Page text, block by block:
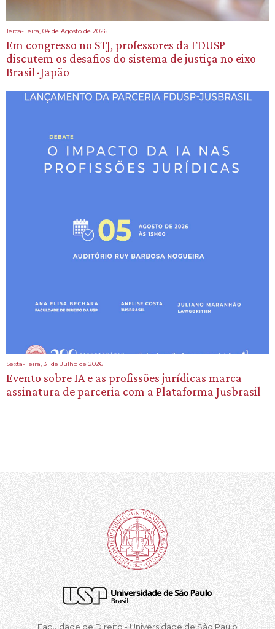
Terca-Feira, 04 de Agosto de 2026
Em congresso no STJ, professores da FDUSP
discutem os desafios do sistema de justiça no eixo
Brasil-Japão
Sexta-Feira, 31 de Julho de 2026
Evento sobre IA e as profissões jurídicas marca
assinatura de parceria com a Plataforma Jusbrasil
Faculdade de Direito - Universidade de São Paulo